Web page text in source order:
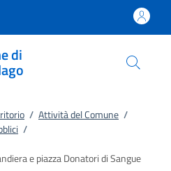
di
/ Attività del Comune /
/
e piazza Donatori di Sangue